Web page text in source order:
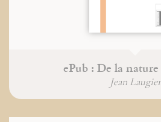
ePub : De la
Jean Laugier